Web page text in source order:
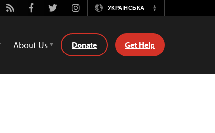
Rss FacebookTwitterInstagramУКРАЇНСЬКА
Switch
About Us Donate Get Help